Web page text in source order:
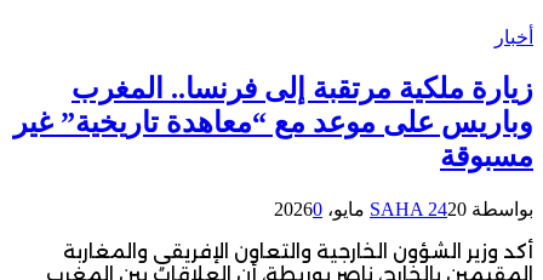
أخبار
زيارة ملكية مرتقبة إلى فرنسا.. المغرب
وباريس على موعد مع “معاهدة تاريخية” غير
مسبوقة
بواسطة SAHA 2420 مايو، 2026 0
أكد وزير الشؤون الخارجية والتعاون الإفريقي والمغاربة
المقيمين بالخارج، ناصر بوريطة، أن العلاقات بين المغرب